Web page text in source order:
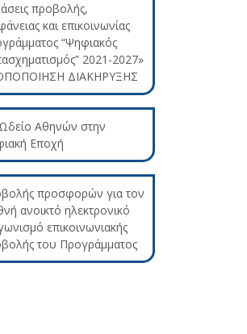
προβολής,
και επικοινωνίας
“Ψηφιακός
2021-2027»
ΔΙΑΚΗΡΥΞΗΣ
Αθηνών στην
Εποχή
προσφορών για τον
ανοικτό ηλεκτρονικό
επικοινωνιακής
του Προγράμματος